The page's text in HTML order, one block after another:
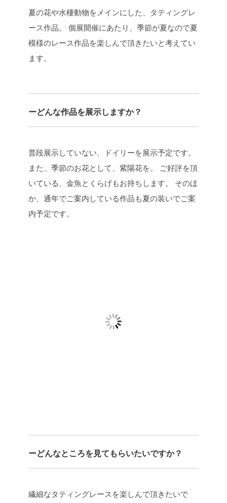
夏の花や水棲動物をメインにした、タティングレ
ース作品。
個展開催にあたり、季節が夏なので夏
模様のレース作品を楽しんで頂きたいと考えてい
ます。
ーどんな作品を展示しますか？
普段展示していない、ドイリーを展示予定です。
また、季節のお花として、紫陽花を。
ご好評を頂
いている、金魚とくらげもお持ちします。
そのほ
か、通年でご案内している作品も夏の装いでご案
内予定です。
ーどんなところを見てもらいたいですか？
繊細なタティングレースを楽しんで頂きたいで